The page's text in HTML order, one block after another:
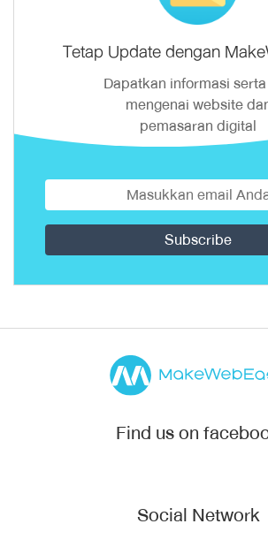
Tetap Update dengan
Dapatkan informasi
mengenai website
pemasaran digital
Find us on
Social Network